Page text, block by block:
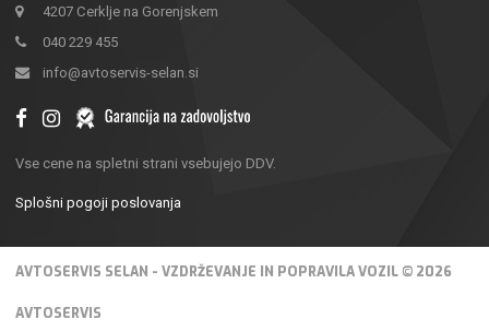
4207 Cerklje na Gorenjskem
040 229 455
info@avtoservis-selan.si
Vse cene na spletni strani vsebujejo DDV.
Splošni pogoji poslovanja
AVTOSERVIS SELAN - VZDRŽEVANJE IN POPRAVILA VOZIL © 2026
AVTOSERVIS